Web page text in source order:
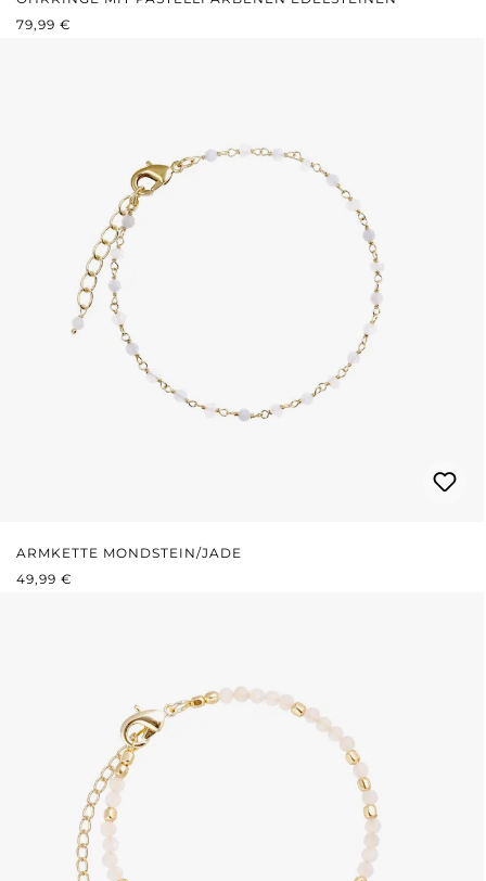
REGULÄRER PREIS:
79,99 €
ARMKETTE MONDSTEIN/JADE
REGULÄRER PREIS:
49,99 €